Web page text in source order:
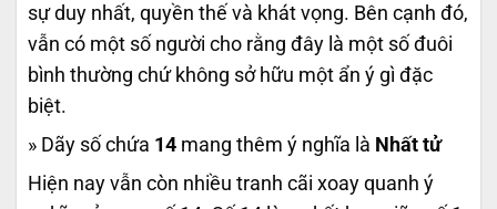
sự duy nhất, quyền thế và khát vọng. Bên cạnh đó,
vẫn có một số người cho rằng đây là một số đuôi
bình thường chứ không sở hữu một ẩn ý gì đặc
biệt.
» Dãy số chứa 14 mang thêm ý nghĩa là Nhất tử
Hiện nay vẫn còn nhiều tranh cãi xoay quanh ý